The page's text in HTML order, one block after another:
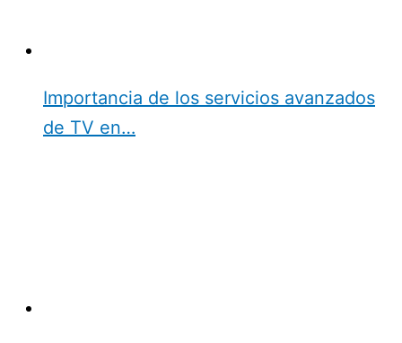
Importancia de los servicios avanzados
de TV en…